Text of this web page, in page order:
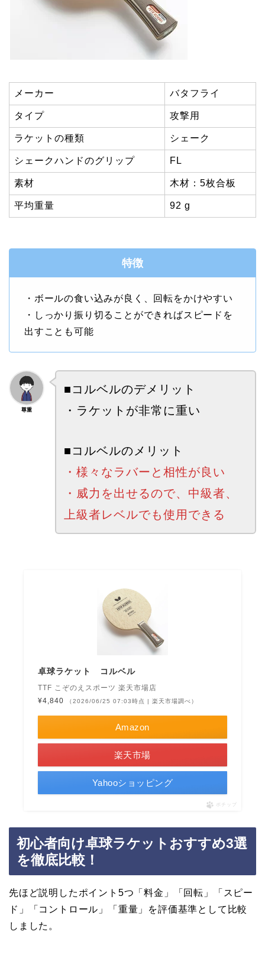
メーカー バタフライ
タイプ 攻撃用
ラケットの種類 シェーク
シェークハンドのグリップ FL
素材 木材：5枚合板
平均重量 92 g
特徴
・ボールの食い込みが良く、回転をかけやすい
・しっかり振り切ることができればスピードを
出すことも可能
尊重
■コルベルのデメリット
・ラケットが非常に重い
■コルベルのメリット
・様々なラバーと相性が良い
・威力を出せるので、中級者、
上級者レベルでも使用できる
卓球ラケット コルベル
TTF こぞのえスポーツ 楽天市場店
¥4,840
（2026/06/25 07:03時点 | 楽天市場調べ）
Amazon
楽天市場
Yahooショッピング
ポチップ
初心者向け卓球ラケットおすすめ3選
を徹底比較！
先ほど説明したポイント5つ「料金」「回転」「スピー
ド」「コントロール」「重量」を評価基準として比較
しました。